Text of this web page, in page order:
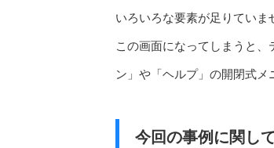
いろいろな要素が足りていま
この画面になってしまうと
ン」や「ヘルプ」の開閉式メ
今回の事例に関し